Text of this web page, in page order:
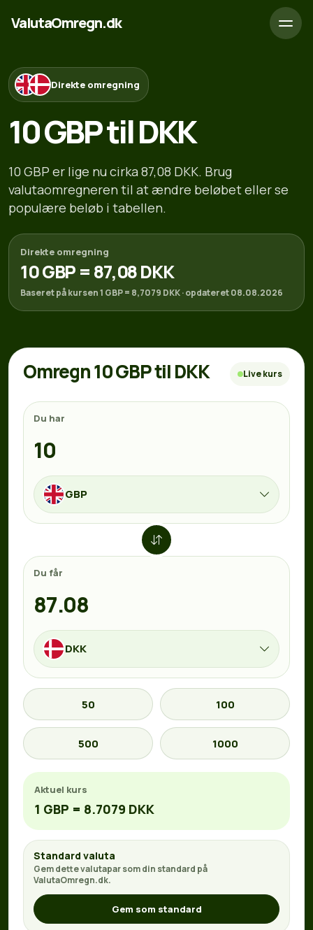
ValutaOmregn.dk
Direkte omregning
10 GBP til DKK
10 GBP er lige nu cirka 87,08 DKK. Brug
valutaomregneren til at ændre beløbet eller se
populære beløb i tabellen.
Direkte omregning
10 GBP = 87,08 DKK
Baseret på kursen 1 GBP = 8,7079 DKK · opdateret 08.08.2026
Omregn 10 GBP til DKK Live kurs
Du har
GBP
Du får
DKK
50 100
500 1000
Aktuel kurs
1 GBP = 8.7079 DKK
Standard valuta
Gem dette valutapar som din standard på
ValutaOmregn.dk.
Gem som standard